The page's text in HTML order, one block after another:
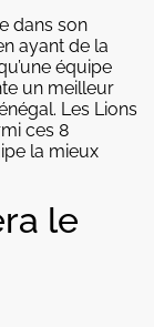
dans son
ayant de la
équipe
un meilleur
Les Lions
ces 8
la mieux
le